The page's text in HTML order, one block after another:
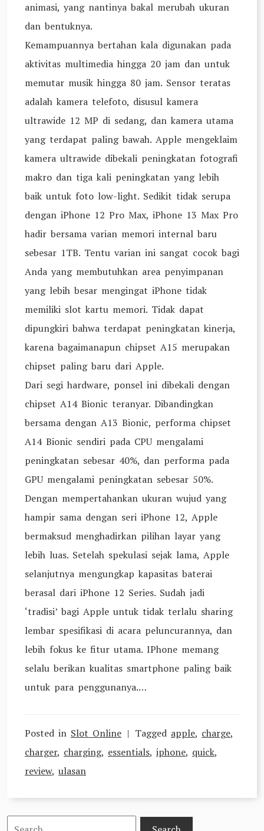
animasi, yang nantinya bakal merubah ukuran
dan bentuknya.
Kemampuannya bertahan kala digunakan pada
aktivitas multimedia hingga 20 jam dan untuk
memutar musik hingga 80 jam. Sensor teratas
adalah kamera telefoto, disusul kamera
ultrawide 12 MP di sedang, dan kamera utama
yang terdapat paling bawah. Apple mengeklaim
kamera ultrawide dibekali peningkatan fotografi
makro dan tiga kali peningkatan yang lebih
baik untuk foto low-light. Sedikit tidak serupa
dengan iPhone 12 Pro Max, iPhone 13 Max Pro
hadir bersama varian memori internal baru
sebesar 1TB. Tentu varian ini sangat cocok bagi
Anda yang membutuhkan area penyimpanan
yang lebih besar mengingat iPhone tidak
memiliki slot kartu memori. Tidak dapat
dipungkiri bahwa terdapat peningkatan kinerja,
karena bagaimanapun chipset A15 merupakan
chipset paling baru dari Apple.
Dari segi hardware, ponsel ini dibekali dengan
chipset A14 Bionic teranyar. Dibandingkan
bersama dengan A13 Bionic, performa chipset
A14 Bionic sendiri pada CPU mengalami
peningkatan sebesar 40%, dan performa pada
GPU mengalami peningkatan sebesar 50%.
Dengan mempertahankan ukuran wujud yang
hampir sama dengan seri iPhone 12, Apple
bermaksud menghadirkan pilihan layar yang
lebih luas. Setelah spekulasi sejak lama, Apple
selanjutnya mengungkap kapasitas baterai
berasal dari iPhone 12 Series. Sudah jadi
‘tradisi’ bagi Apple untuk tidak terlalu sharing
lembar spesifikasi di acara peluncurannya, dan
lebih fokus ke fitur utama. IPhone memang
selalu berikan kualitas smartphone paling baik
untuk para penggunanya.…
Posted in Slot Online Tagged apple, charge,
charger, charging, essentials, iphone, quick,
review, ulasan
Search